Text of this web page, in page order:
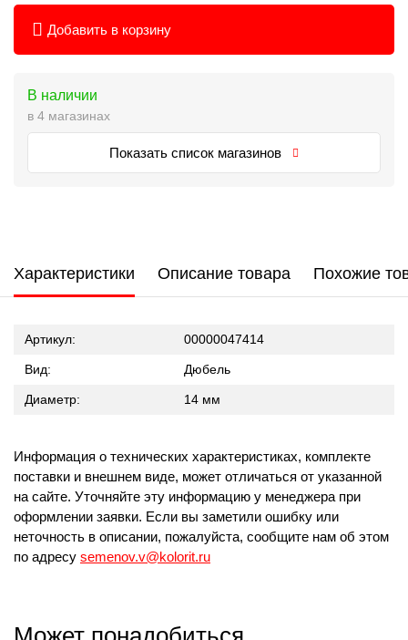
Добавить в корзину
В наличии
в 4 магазинах
Показать список магазинов
Характеристики Описание товара Похожие
Артикул: 00000047414
Вид: Дюбель
Диаметр: 14 мм
Информация о технических характеристиках, комплекте
поставки и внешнем виде, может отличаться от указанной
на сайте. Уточняйте эту информацию у менеджера при
оформлении заявки. Если вы заметили ошибку или
неточность в описании, пожалуйста, сообщите нам об этом
по адресу semenov.v@kolorit.ru